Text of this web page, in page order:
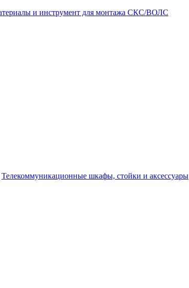
и инструмент для монтажа СКС/ВОЛС
Телекоммуникационные шкафы, стойки и аксессуары